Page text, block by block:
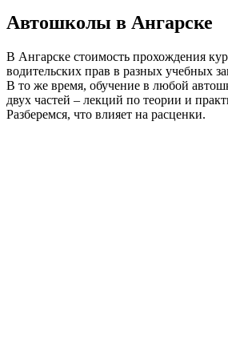
Автошколы в Ангарске
В Ангарске стоимость прохождения
водительских прав в разных учебных
В то же время, обучение в любой
двух частей – лекций по теории и
Разберемся, что влияет на расценки.